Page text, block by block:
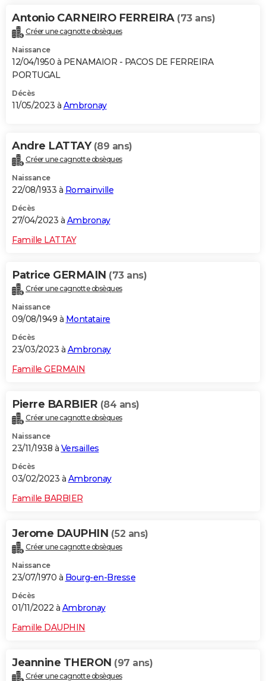
Antonio CARNEIRO FERREIRA (73 ans)
Créer une cagnotte obsèques
Naissance
12/04/1950 à PENAMAIOR - PACOS DE FERREIRA
PORTUGAL
Décès
11/05/2023 à Ambronay
Andre LATTAY (89 ans)
Créer une cagnotte obsèques
Naissance
22/08/1933 à Romainville
Décès
27/04/2023 à Ambronay
Famille LATTAY
Patrice GERMAIN (73 ans)
Créer une cagnotte obsèques
Naissance
09/08/1949 à Montataire
Décès
23/03/2023 à Ambronay
Famille GERMAIN
Pierre BARBIER (84 ans)
Créer une cagnotte obsèques
Naissance
23/11/1938 à Versailles
Décès
03/02/2023 à Ambronay
Famille BARBIER
Jerome DAUPHIN (52 ans)
Créer une cagnotte obsèques
Naissance
23/07/1970 à Bourg-en-Bresse
Décès
01/11/2022 à Ambronay
Famille DAUPHIN
Jeannine THERON (97 ans)
Créer une cagnotte obsèques